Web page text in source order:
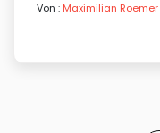
Von : Maximilian Roemer